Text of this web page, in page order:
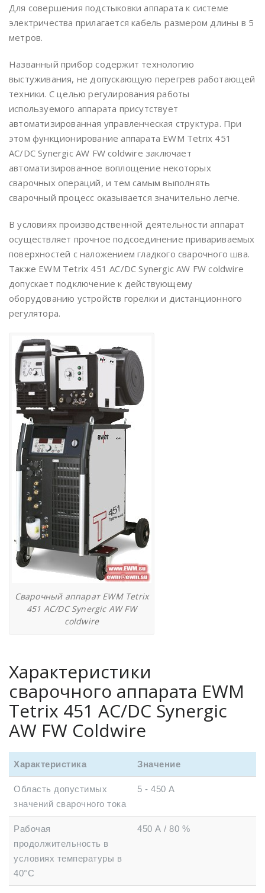
Для совершения подстыковки аппарата к cистеме
электричества прилагается кабель размером длины в 5
метров.
Названный прибор содержит технологию
выстуживания, не допускающую перегрев работающей
техники. С целью регулирования работы
используемого аппарата присутствует
автоматизированная управленческая структура. При
этом функционирование аппарата EWM Tetrix 451
AC/DC Synergic AW FW coldwire заключает
автоматизированное воплощение некоторых
сварочных операций, и тем самым выполнять
сварочный процесс оказывается значительно легче.
В условиях производственной деятельности аппарат
осуществляет прочное подсоединение привариваемых
поверхностей с наложением гладкого сварочного шва.
Также EWM Tetrix 451 AC/DC Synergic AW FW coldwire
допускает подключение к действующему
оборудованию устройств горелки и дистанционного
регулятора.
Сварочный аппарат EWM Tetrix
451 AC/DC Synergic AW FW
coldwire
Характеристики
сварочного аппарата EWM
Tetrix 451 AC/DC Synergic
AW FW Coldwire
Характеристика Значение
Область допустимых
значений сварочного тока
5 - 450 А
Рабочая
продолжительность в
условиях температуры в
40°C
450 А / 80 %